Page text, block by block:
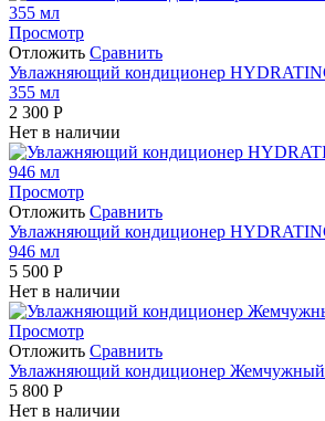
Просмотр
Отложить Сравнить
Увлажняющий кондиционер
355 мл
2 300 Р
Нет в наличии
Просмотр
Отложить Сравнить
Увлажняющий кондиционер
946 мл
5 500 Р
Нет в наличии
Просмотр
Отложить Сравнить
Увлажняющий кондиционер Жемчужный
5 800 Р
Нет в наличии